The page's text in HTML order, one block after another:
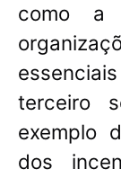
como
terceiro
exemplo
dos